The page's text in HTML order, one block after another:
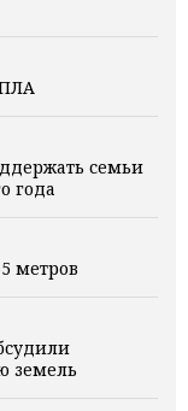
семьи
года
метров
земель